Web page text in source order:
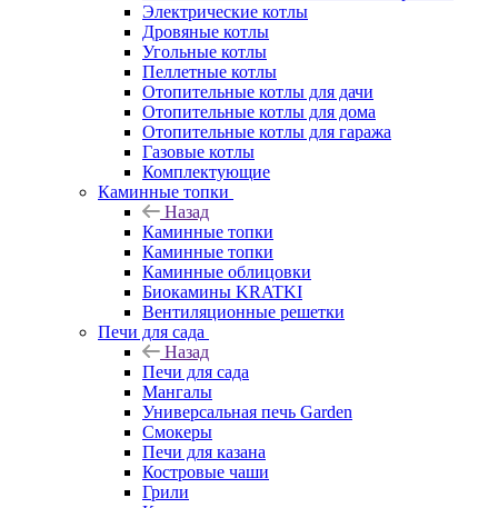
Электрические котлы
Дровяные котлы
Угольные котлы
Пеллетные котлы
Отопительные котлы для дачи
Отопительные котлы для дома
Отопительные котлы для гаража
Газовые котлы
Комплектующие
Каминные топки
Назад
Каминные топки
Каминные топки
Каминные облицовки
Биокамины KRATKI
Вентиляционные решетки
Печи для сада
Назад
Печи для сада
Мангалы
Универсальная печь Garden
Смокеры
Печи для казана
Костровые чаши
Грили